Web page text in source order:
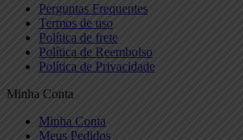
Perguntas Frequentes
Termos de uso
Política de frete
Política de Reembolso
Política de Privacidade
Minha Conta
Minha Conta
Meus Pedidos